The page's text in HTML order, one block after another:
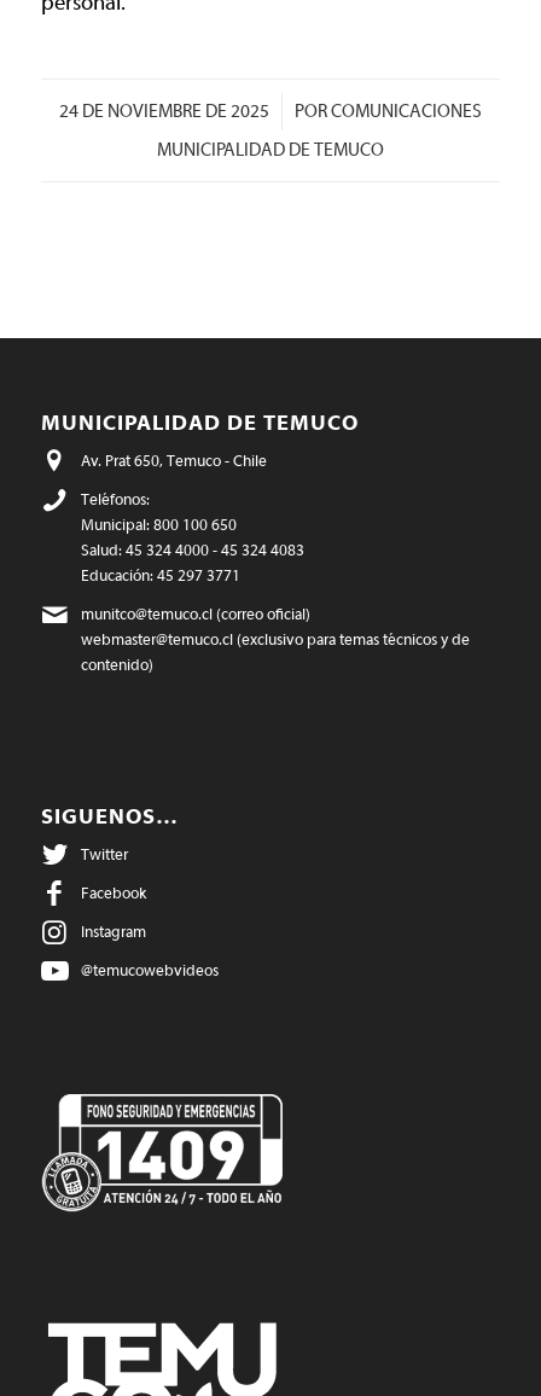
24 DE NOVIEMBRE DE 2025
/ PORCOMUNICACIONES
MUNICIPALIDAD DE TEMUCO
MUNICIPALIDAD DE TEMUCO
Av. Prat 650, Temuco - Chile
Teléfonos:
Municipal: 800 100 650
Salud: 45 324 4000 - 45 324 4083
Educación: 45 297 3771
munitco@temuco.cl(correo oficial)
webmaster@temuco.cl(exclusivo para temas técnicos y de
contenido)
SIGUENOS…
Twitter
Facebook
Instagram
@temucowebvideos